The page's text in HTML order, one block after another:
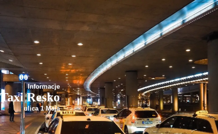
Informacje
Taxi Resko
ulica 1 Maja